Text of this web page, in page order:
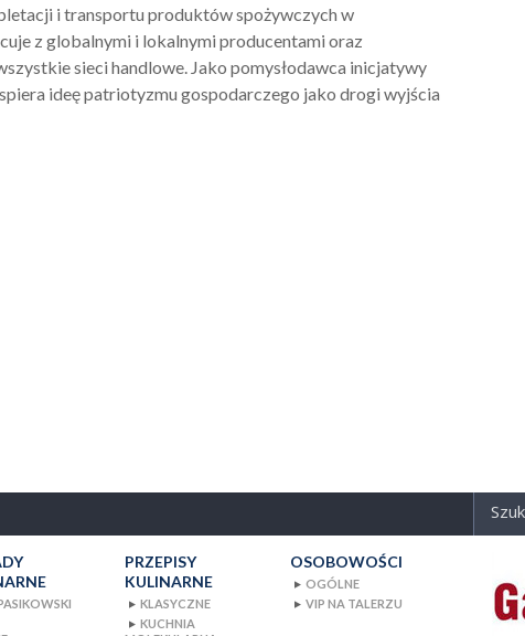
i transportu produktów spożywczych w
z globalnymi i lokalnymi producentami oraz
sieci handlowe. Jako pomysłodawca inicjatywy
ideę patriotyzmu gospodarczego jako drogi wyjścia
PRZEPISY
KULINARNE
▼ KLASYCZNE
▼ KUCHNIA
OSOBOWOŚCI
▼ OGÓLNE
▼ VIP NA TALERZU